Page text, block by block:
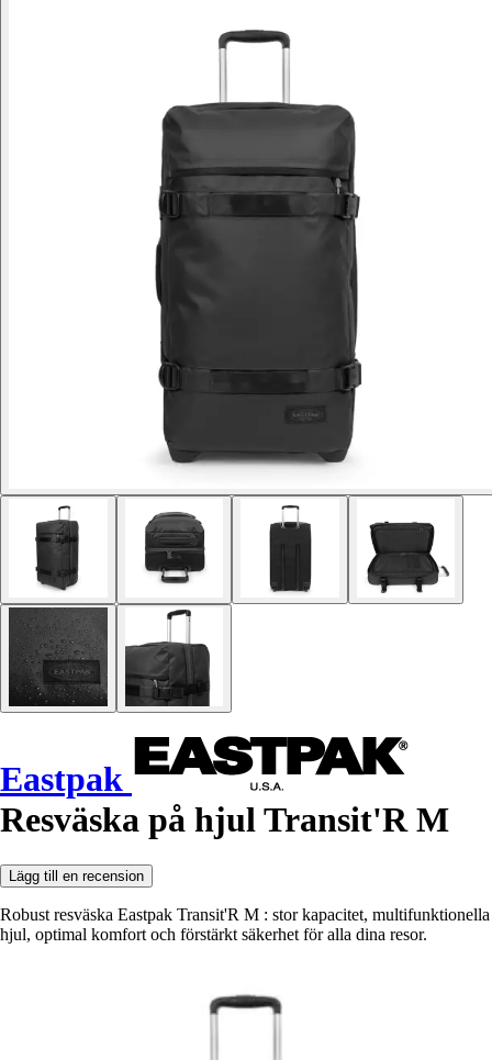
Eastpak
Resväska på hjul Transit'R M
Lägg till en recension
Robust resväska Eastpak Transit'R M : stor kapacitet, multifunktionella
hjul, optimal komfort och förstärkt säkerhet för alla dina resor.